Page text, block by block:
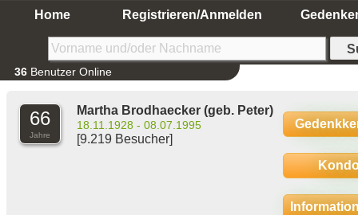
Home Registrieren/Anmelden
36 Benutzer Online
66
Jahre
Martha Brodhaecker (geb. Peter)
18.11.1928 - 08.07.1995
[9.219 Besucher]